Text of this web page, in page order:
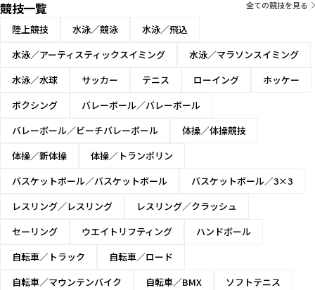
競技一覧 全ての競技を見る
陸上競技 水泳／競泳
水泳／飛込
水泳／アーティスティックスイミング
水泳／マラソンスイミング
水泳／水球
サッカー テニス ローイング
ホッケー
ボクシング
バレーボール／バレーボール
バレーボール／ビーチバレーボール
体操／体操競技
体操／新体操
体操／トランポリン
バスケットボール／バスケットボール
バスケットボール／3×3
レスリング／レスリング
レスリング／クラッシュ
セーリング
ウエイトリフティング
ハンドボール
自転車／トラック
自転車／ロード
自転車／マウンテンバイク
自転車／BMX
ソフトテニス